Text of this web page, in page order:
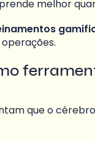
melhor
que o